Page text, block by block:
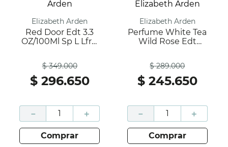
Elizabeth Arden
Red Door Edt 3.3
OZ/100Ml Sp L Lfre;
$ 349.000
$ 296.650
＋
－
comprar
Elizabeth Arden
Perfume White Tea
Wild Rose Edt
$ 289.000
$ 245.650
＋
－
comprar